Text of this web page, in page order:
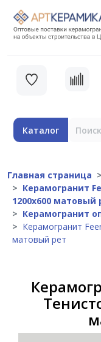
Каталог
Главная страница
Керамогранит
1200х600 матовый
Керамогранит
Керамогранит
матовый рет